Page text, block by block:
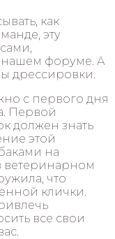
как
эту
нашем форуме. А
дрессировки.
с первого дня
Первой
должен знать
этой
на
ветеринарном
что
клички.
все свои